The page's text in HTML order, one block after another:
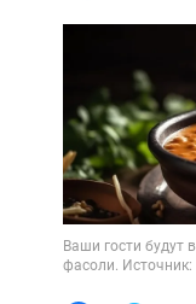
Ваши гости будут
фасоли. Источник: